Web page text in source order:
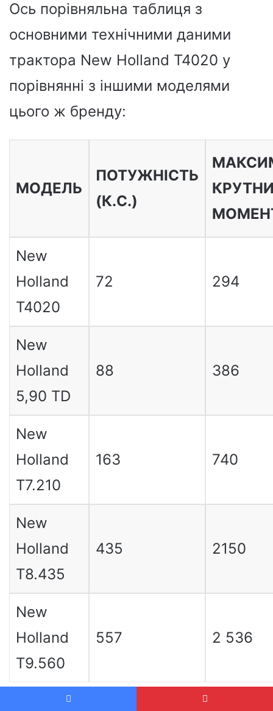
Ось порівняльна таблиця з
основними технічними даними
трактора New Holland T4020 у
порівнянні з іншими моделями
цього ж бренду:
МОДЕЛЬ
ПОТУЖНІСТЬ
(К.С.)
New
Holland
T4020
72 294
New
Holland
5,90 TD
88 386
New
Holland
T7.210
163 740
New
Holland
T8.435
435 2150
New
Holland
T9.560
557 2 536